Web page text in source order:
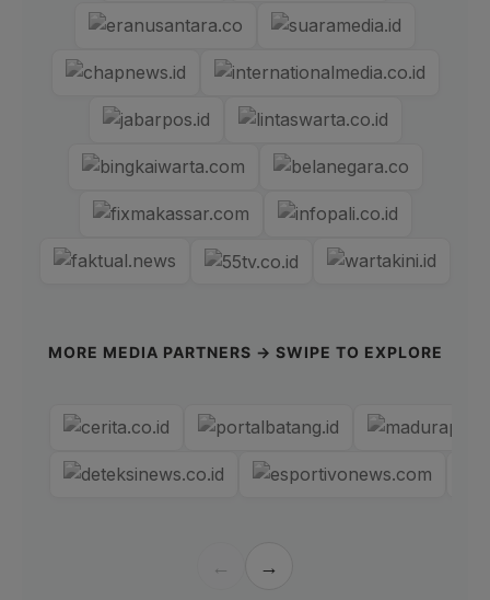
MORE MEDIA PARTNERS → SWIPE TO EXPLORE
← →